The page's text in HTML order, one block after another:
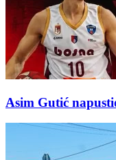
Asim Gutić